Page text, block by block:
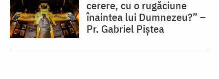
cerere, cu o rugăciune
înaintea lui Dumnezeu?” –
Pr. Gabriel Piștea